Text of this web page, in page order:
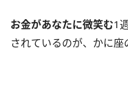
お金があなたに微笑む1
されているのが、かに座